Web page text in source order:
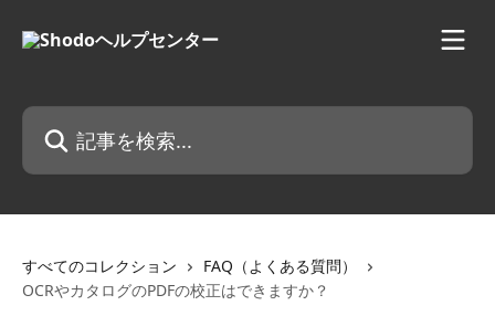
記事を検索...
すべてのコレクション
FAQ（よくある質問）
OCRやカタログのPDFの校正はできますか？